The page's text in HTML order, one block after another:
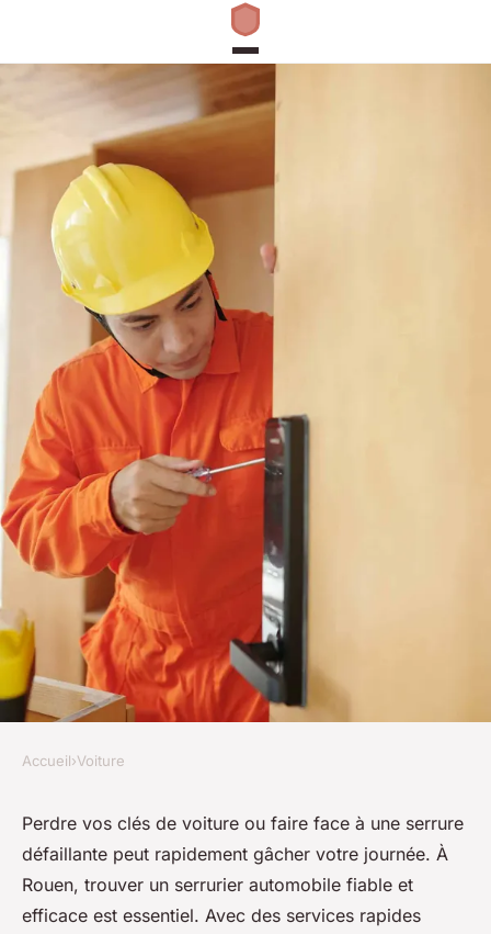
Serrurier automobile rouen :
votre solution rapide et
efficace
Accueil›Voiture
Perdre vos clés de voiture ou faire face à une serrure
défaillante peut rapidement gâcher votre journée. À
Rouen, trouver un serrurier automobile fiable et
efficace est essentiel. Avec des services rapides